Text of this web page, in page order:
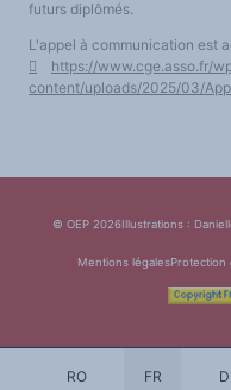
RO FR
futurs diplômés.
L'appel à communication est
https://www.cge.asso.fr/
content/uploads/2025/03/
© OEP 2026Illustrations :
Mentions légalesProtection